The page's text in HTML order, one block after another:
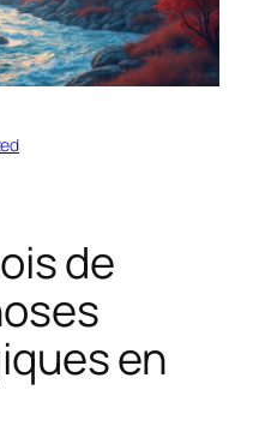
de
en